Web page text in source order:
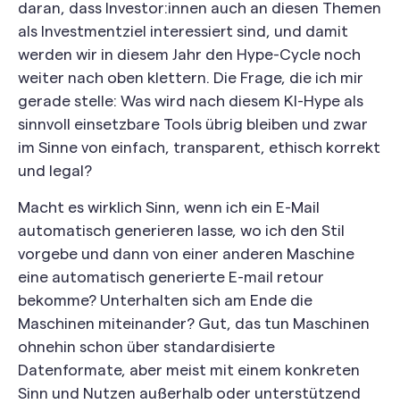
daran, dass Investor:innen auch an diesen Themen
als Investmentziel interessiert sind, und damit
werden wir in diesem Jahr den Hype-Cycle noch
weiter nach oben klettern. Die Frage, die ich mir
gerade stelle: Was wird nach diesem KI-Hype als
sinnvoll einsetzbare Tools übrig bleiben und zwar
im Sinne von einfach, transparent, ethisch korrekt
und legal?
Macht es wirklich Sinn, wenn ich ein E-Mail
automatisch generieren lasse, wo ich den Stil
vorgebe und dann von einer anderen Maschine
eine automatisch generierte E-mail retour
bekomme? Unterhalten sich am Ende die
Maschinen miteinander? Gut, das tun Maschinen
ohnehin schon über standardisierte
Datenformate, aber meist mit einem konkreten
Sinn und Nutzen außerhalb oder unterstützend